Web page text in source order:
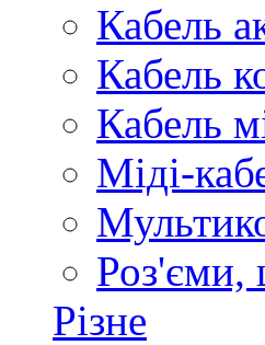
Кабель
Кабель
Кабель
Міді-
Роз'єми,
Різне